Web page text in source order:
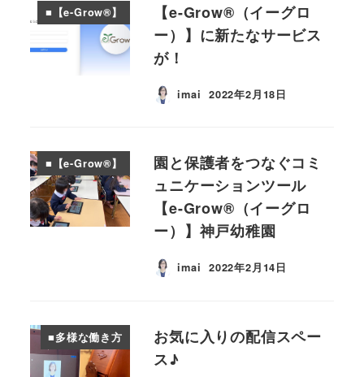
■【e-Grow®︎】
【e-Grow®︎（イーグロ
ー）】に新たなサービス
が！
imai 投稿日
2022年2月18日
■【e-Grow®︎】
園と保護者をつなぐコミ
ュニケーションツール
【e-Grow®︎（イーグロ
ー）】神戸幼稚園
imai 投稿日
2022年2月14日
■多様な働き方
お気に入りの配信スペー
ス♪